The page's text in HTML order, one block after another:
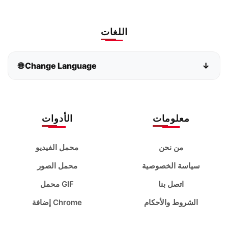
اللغات
🌐 Change Language ↓
Deutsch English
italiano Kiswahili
magyar Nederlands
الأدوات
محمل الفيديو
محمل الصور
محمل GIF
إضافة Chrome
معلومات
من نحن
سياسة الخصوصية
اتصل بنا
الشروط والأحكام